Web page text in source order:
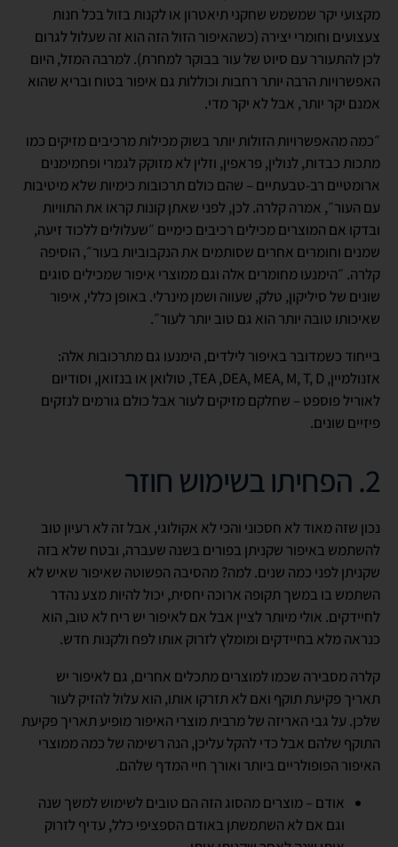
מקצועי יקר שמשמש שחקני תיאטרון או לקנות בזול בכל חנות
צעצועים וחומרי יצירה (כשהאיפור הזול הזה הוא זה שעלול לגרום
לכן להתעורר עם סיוט של עור בבוקר למחרת). למרבה המזל, היום
האפשרויות הרבה יותר רחבות וכוללות גם איפור בטוח ובריא שהוא
אמנם יקר יותר, אבל לא יקר מדי.
״כמה מהאפשרויות הזולות יותר בשוק מכילות מרכיבים מזיקים כמו
מתכות כבדות, לנולין, פראפין, וזלין לא מזוקק לגמרי ופחמימנים
ארומטיים רב-טבעתיים – שהם כולם תרכובות כימיות שלא מיטיבות
עם העור״, אמרה קלרה. לכן, לפני שאתן קונות קראו את התוויות
ובדקו אם המוצרים מכילים רכיבים כימיים ״שעלולים ללכוד זיעה,
שמנים וחומרים אחרים שסותמים את הנקבוביות בעור״, הוסיפה
קלרה. ״הימנעו מחומרים אלה וגם ממוצרי איפור שמכילים סוגים
שונים של סיליקון, טלק, שעווה ושמן מינרלי. באופן כללי, איפור
שאיכותו טובה יותר הוא גם טוב יותר לעור״.
בייחוד כשמדובר באיפור לילדים, הימנעו גם מתרכובות אלה:
אזנולמיין, TEA ,DEA, MEA, M, T, D, טולואן או בנזואן, וסודיום
לאוריל פוספט – שחלקם מזיקים לעור אבל כולם גורמים לנזקים
פיזיים שונים.
2. הפחיתו בשימוש חוזר
נכון שזה מאוד לא חסכוני והכי לא אקולוגי, אבל זה לא רעיון טוב
להשתמש באיפור שקניתן בפורים בשנה שעברה, ובטח שלא בזה
שקניתן לפני כמה שנים. למה? מהסיבה הפשוטה שאיפור שאיש לא
השתמש בו במשך תקופה ארוכה יחסית, יכול להיות מצע נהדר
לחיידקים. אולי מיותר לציין אבל אם לאיפור יש ריח לא טוב, הוא
כנראה מלא בחיידקים ומומלץ לזרוק אותו לפח ולקנות חדש.
קלרה מסבירה שכמו למוצרים מתכלים אחרים, גם לאיפור יש
תאריך פקיעת תוקף ואם לא תזרקו אותו, הוא עלול להזיק לעור
שלכן. על גבי האריזה של מרבית מוצרי האיפור מופיע תאריך פקיעת
התוקף שלהם אבל כדי להקל עליכן, הנה רשימה של כמה ממוצרי
האיפור הפופולריים ביותר ואורך חיי המדף שלהם.
אודם – מוצרים מהסוג הזה הם טובים לשימוש למשך שנה
וגם אם לא השתמשתן באודם הספציפי כלל, עדיף לזרוק